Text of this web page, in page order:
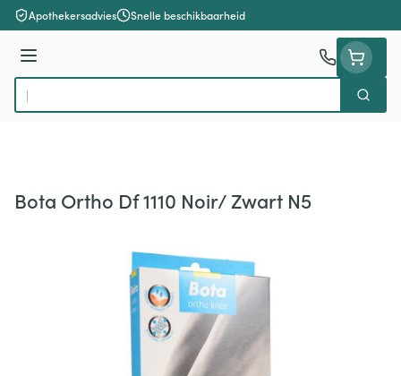
Ga naar de inhoud
Apothekersadvies Snelle beschikbaarheid
Menu
Product, merk, categorie...
Zoek
Bota Ortho Df 1110 Noir/ Zwart N5